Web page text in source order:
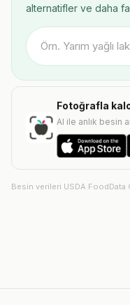
alternatifler ve daha
Fotoğrafla
AI ile anlık besin
Besin verileri USDA FoodData